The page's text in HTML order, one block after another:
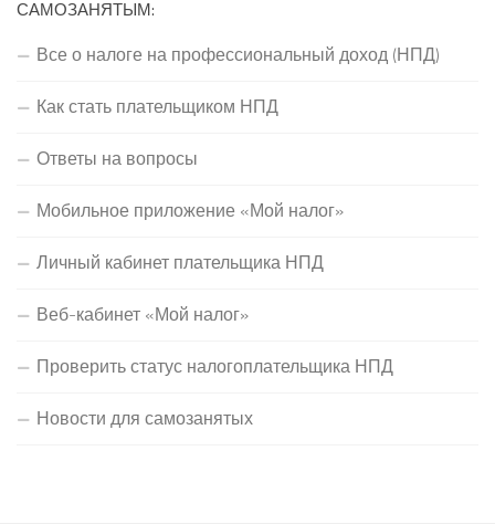
САМОЗАНЯТЫМ:
Все о налоге на профессиональный доход (НПД)
Как стать плательщиком НПД
Ответы на вопросы
Мобильное приложение «Мой налог»
Личный кабинет плательщика НПД
Веб-кабинет «Мой налог»
Проверить статус налогоплательщика НПД
Новости для самозанятых